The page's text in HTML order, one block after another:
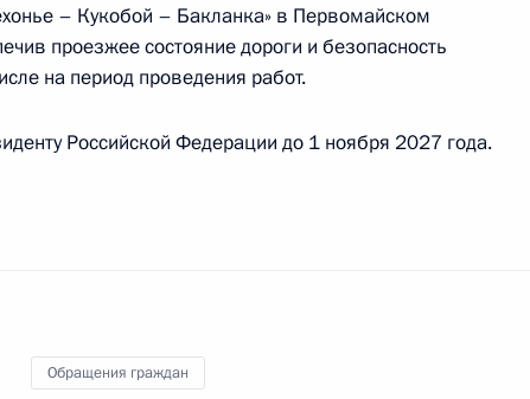
данного по итогам личного приёма в режиме видео-
Новгородской области, проведённого по поручению
национальной морской политики Сергеем
– Кукобой – Бакланка» в Первомайском
проезжее состояние дороги и безопасность
на период проведения работ.
Российской Федерации до 1 ноября 2027 года.
Обращения граждан